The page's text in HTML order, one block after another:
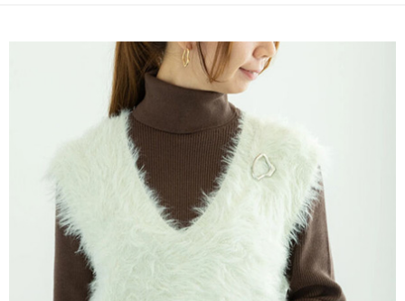
消。如遇「轉專審核」未通過狀況，表示未達大哥付你分期系統評分，恕無
1.分期款項不併入電信帳單，「大哥付你分期」於每月結算日後寄送繳費提
2.透過簡訊連結打開帳單後，可選擇「超商條碼／台灣大直營門市／銀行轉
帳／街口支付／iPASS MONEY」等通路繳費。
1.本服務係由「台灣大哥大股份有限公司」（以下簡稱本公司）所提供，讓
用戶於交易時，得透過本服務購買商品或服務，並由商店將買賣／分期付款
買賣價金債權讓與本公司後，依約使用本公司帳單繳交帳款。
2.基於同意付款使用「大哥付你分期」之契約關係目的，商店將以您的個人
資料（包含姓名、電話或地址）提供予台灣大哥大進項蒐集、處理及利用，
由本公司與您本人進行分期帳單所需資料之確認、核對及更正。
3.完整用戶服務條款，請詳閱以下連結：
https://oppay.tw/userRule
１．簡單：不需註冊會員、不需綁卡、不需儲值。
２．便利：只要手機號碼，簡訊認證，即可結帳。
３．安心：先確認商品／服務後，再付款。
【「AFTEE先享後付」結帳流程】
１．於結帳方式選擇「AFTEE先享後付」後，將跳轉至「AFTEE先享後付」
結帳頁面，進行簡訊認證並確認金額後，即可完成結帳。
２．訂單成立數日內，您將收到繳費通知簡訊。
３．收到繳費通知簡訊後14天內，點擊此簡訊中的連結，可透過四大超商／
ATM／網路銀行／等多元方式進行付款，方視為交易完成。
※ 請注意：結帳手續完成當下不需立刻繳費，但若您需要取消訂單，請聯絡
購買商品的店家。未經商家同意取消之訂單仍視為有效，需透過AFTEE先享
後付繳納相關費用。
※ 交易是否成功請以「AFTEE先享後付 」之結帳頁面顯示為準，若有關於
是否繳費成功／繳費後需取消欲退款等相關疑問，請聯繫「AFTEE先享後付
客戶支援中心」 https://netprotections.freshdesk.com/support/home
每筆NT$60，滿NT$388(含以上)免運費
全家純取貨
每筆NT$60，滿NT$388(含以上)免運費
萊爾富取貨付款
每筆NT$60，滿NT$888(含以上)免運費
萊爾富純取貨
每筆NT$60，滿NT$888(含以上)免運費